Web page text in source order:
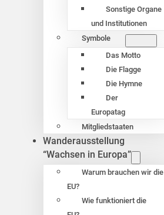
Sonstige Organe
und Institutionen
Symbole
Das Motto
Die Flagge
Die Hymne
Der
Europatag
Mitgliedstaaten
Wanderausstellung
“Wachsen in Europa”
Warum brauchen wir die
EU?
Wie funktioniert die